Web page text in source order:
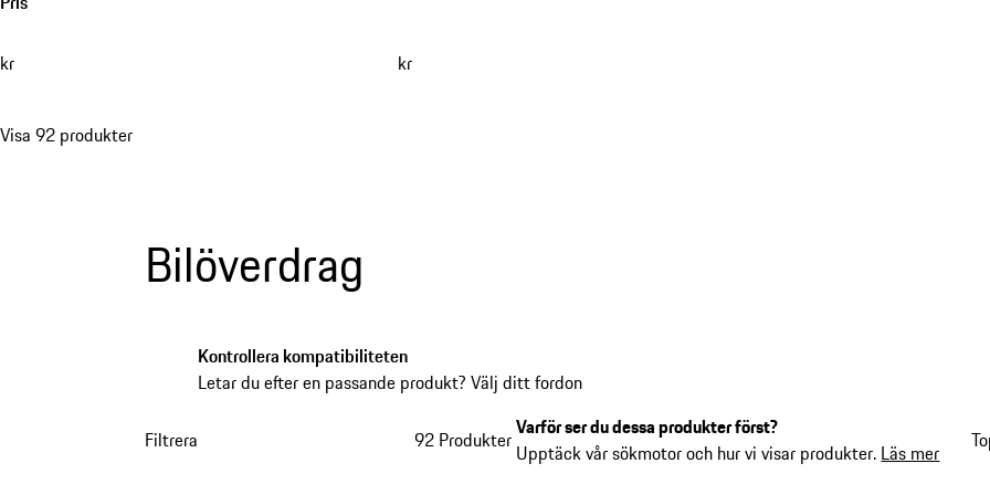
kr kr
Visa 92 produkter
Bilöverdrag
Kontrollera kompatibiliteten
Letar du efter en passande produkt? Välj ditt fordon
Filtrera 92 ProdukterVarför ser du dessa produkter först?
Upptäck vår sökmotor och hur vi visar produkter. Läs mer